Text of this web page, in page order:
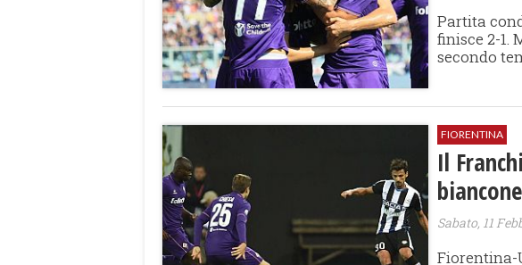
Partita
finisce 2-1.
secondo
FIORENTINA
Il
Sabato, 11
Fiorentina-